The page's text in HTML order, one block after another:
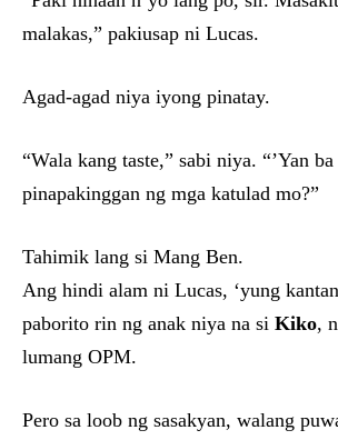
malakas,” pakiusap ni Lucas.
Agad-agad niya iyong pinatay.
“Wala kang taste,” sabi niya. “’Yan ba
pinapakinggan ng mga katulad mo?”
Tahimik lang si Mang Ben.
Ang hindi alam ni Lucas, ‘yung
paborito rin ng anak niya na si Kiko,
lumang OPM.
Pero sa loob ng sasakyan, walang